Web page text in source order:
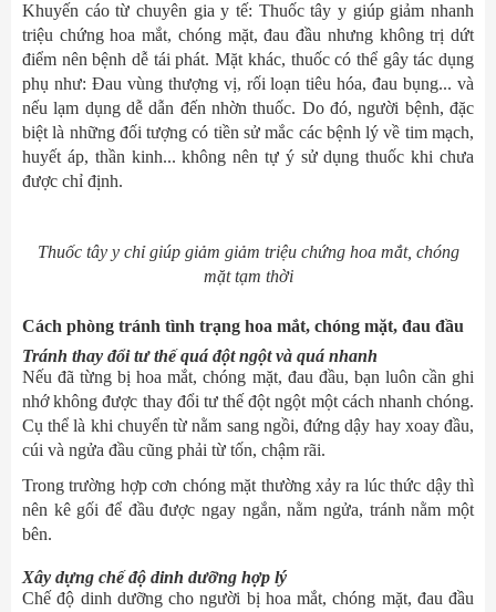
Khuyến cáo từ chuyên gia y tế: Thuốc tây y giúp giảm nhanh
triệu chứng hoa mắt, chóng mặt, đau đầu nhưng không trị dứt
điểm nên bệnh dễ tái phát. Mặt khác, thuốc có thể gây tác dụng
phụ như: Đau vùng thượng vị, rối loạn tiêu hóa, đau bụng... và
nếu lạm dụng dễ dẫn đến nhờn thuốc. Do đó, người bệnh, đặc
biệt là những đối tượng có tiền sử mắc các bệnh lý về tim mạch,
huyết áp, thần kinh... không nên tự ý sử dụng thuốc khi chưa
được chỉ định.
Thuốc tây y chỉ giúp giảm giảm triệu chứng hoa mắt, chóng
mặt tạm thời
Cách phòng tránh tình trạng hoa mắt, chóng mặt, đau đầu
Tránh thay đổi tư thế quá đột ngột và quá nhanh
Nếu đã từng bị hoa mắt, chóng mặt, đau đầu, bạn luôn cần ghi
nhớ không được thay đổi tư thế đột ngột một cách nhanh chóng.
Cụ thể là khi chuyển từ nằm sang ngồi, đứng dậy hay xoay đầu,
cúi và ngửa đầu cũng phải từ tốn, chậm rãi.
Trong trường hợp cơn chóng mặt thường xảy ra lúc thức dậy thì
nên kê gối để đầu được ngay ngắn, nằm ngửa, tránh nằm một
bên.
Xây dựng chế độ dinh dưỡng hợp lý
Chế độ dinh dưỡng cho người bị hoa mắt, chóng mặt, đau đầu